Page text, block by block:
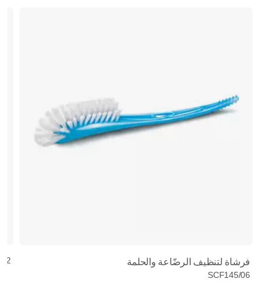
فرشاة لتنظيف الرضّاعة والحلمة
SCF145/06